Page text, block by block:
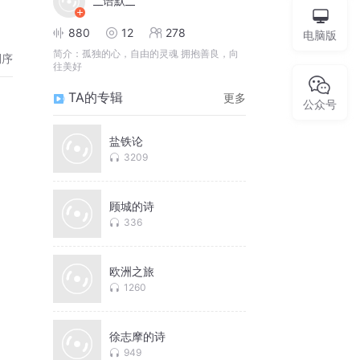
880 12 278
简介： 孤独的心，自由的灵魂 拥抱善良，向
往美好
TA的专辑 更多
盐铁论
3209
顾城的诗
336
欧洲之旅
1260
徐志摩的诗
949
电脑版
公众号